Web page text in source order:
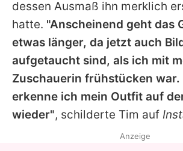
dessen Ausmaß ihn merklich
hatte. "Anscheinend geht das
etwas länger, da jetzt auch
aufgetaucht sind, als ich mit
Zuschauerin frühstücken war.
erkenne ich mein Outfit auf
wieder", schilderte Tim auf
Anzeige